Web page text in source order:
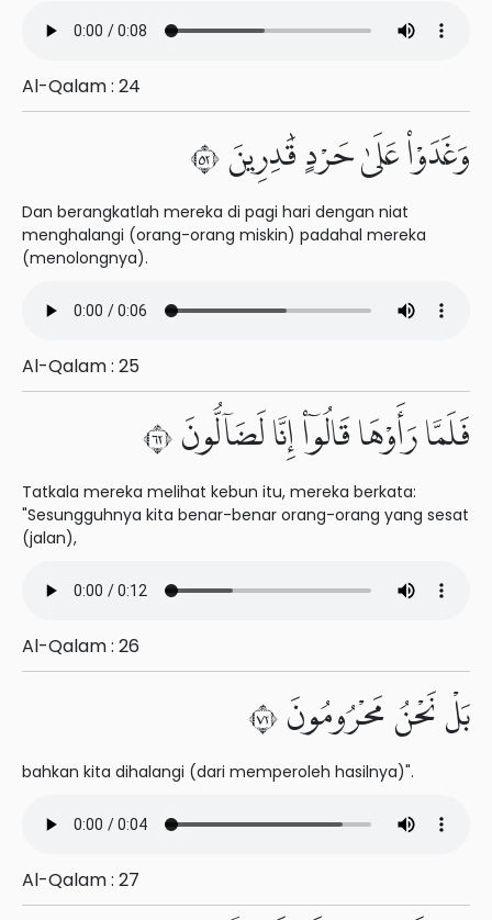
Al-Qalam : 24
وَغَدَوْا۟ عَلَىٰ حَرْدٍ قَٰدِرِينَ ٢٥
Dan berangkatlah mereka di pagi hari dengan niat
menghalangi (orang-orang miskin) padahal mereka
(menolongnya).
Al-Qalam : 25
فَلَمَّا رَأَوْهَا قَالُوٓا۟ إِنَّا لَضَآلُّونَ ٢٦
Tatkala mereka melihat kebun itu, mereka berkata:
"Sesungguhnya kita benar-benar orang-orang yang sesat
(jalan),
Al-Qalam : 26
بَلْ نَحْنُ مَحْرُومُونَ ٢٧
bahkan kita dihalangi (dari memperoleh hasilnya)".
Al-Qalam : 27